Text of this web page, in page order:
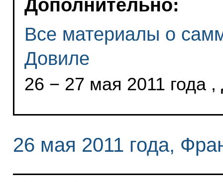
Дополнительно:
Все материалы о
Довиле
26 − 27 мая 2011 года ,
26 мая 2011 года,